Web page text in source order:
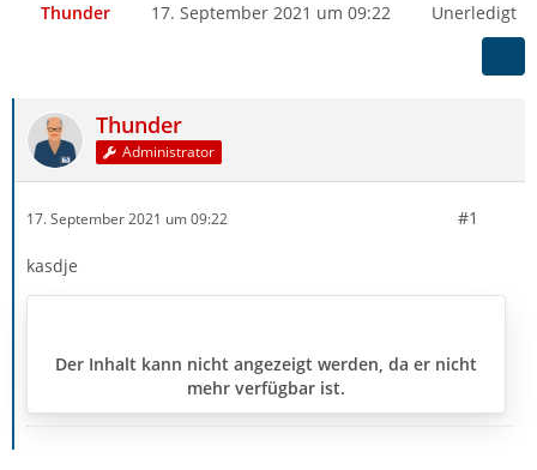
Thunder 17. September 2021 um 09:22 Unerledigt
Thunder
Administrator
17. September 2021 um 09:22 #1
kasdje
Der Inhalt kann nicht angezeigt werden, da er nicht
mehr verfügbar ist.